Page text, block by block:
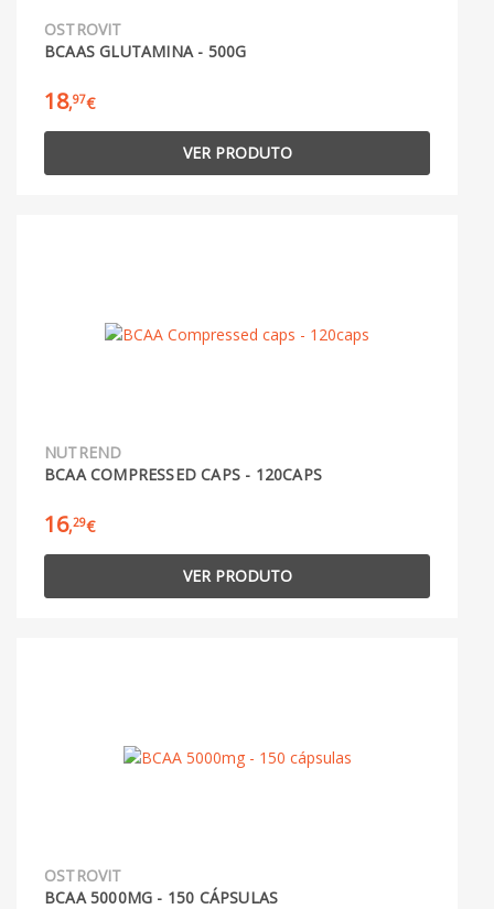
OSTROVIT
BCAAS GLUTAMINA - 500G
18,97€
VER PRODUTO
NUTREND
BCAA COMPRESSED CAPS - 120CAPS
16,29€
VER PRODUTO
OSTROVIT
BCAA 5000MG - 150 CÁPSULAS